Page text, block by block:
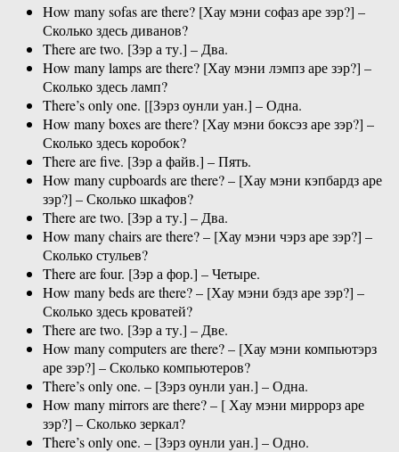
How many sofas are there? [Хау мэни софаз аре зэр?] –
Сколько здесь диванов?
There are two. [Зэр а ту.] – Два.
How many lamps are there? [Хау мэни лэмпз аре зэр?] –
Сколько здесь ламп?
There’s only one. [[Зэрз оунли уан.] – Одна.
How many boxes are there? [Хау мэни боксэз аре зэр?] –
Сколько здесь коробок?
There are five. [Зэр а файв.] – Пять.
How many cupboards are there? – [Хау мэни кэпбардз аре
зэр?] – Сколько шкафов?
There are two. [Зэр а ту.] – Два.
How many chairs are there? – [Хау мэни чэрз аре зэр?] –
Сколько стульев?
There are four. [Зэр а фор.] – Четыре.
How many beds are there? – [Хау мэни бэдз аре зэр?] –
Сколькоздеськроватей?
There are two. [Зэр а ту.] – Две.
How many computers are there? – [Хау мэни компьютэрз
аре зэр?] – Сколько компьютеров?
There’s only one. – [Зэрз оунли уан.] – Одна.
How many mirrors are there? – [ Хау мэни миррорз аре
зэр?] – Сколько зеркал?
There’s only one. – [Зэрз оунли уан.] – Одно.